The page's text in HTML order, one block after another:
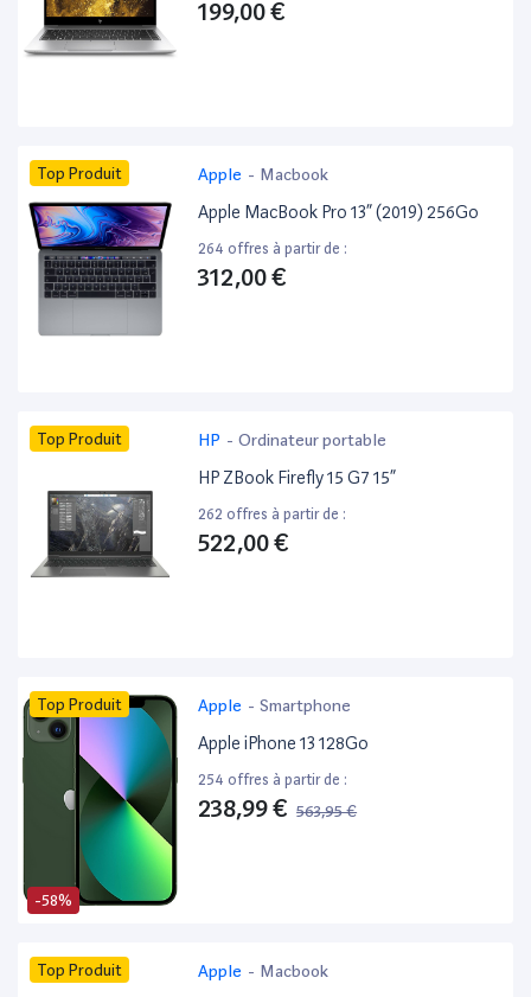
199,00 €
Top Produit Apple - Macbook
Apple MacBook Pro 13” (2019) 256Go
264 offres à partir de :
312,00 €
Top Produit HP - Ordinateur portable
HP ZBook Firefly 15 G7 15”
262 offres à partir de :
522,00 €
-58%
Top Produit Apple - Smartphone
Apple iPhone 13 128Go
254 offres à partir de :
238,99 € 563,95 €
Top Produit Apple - Macbook